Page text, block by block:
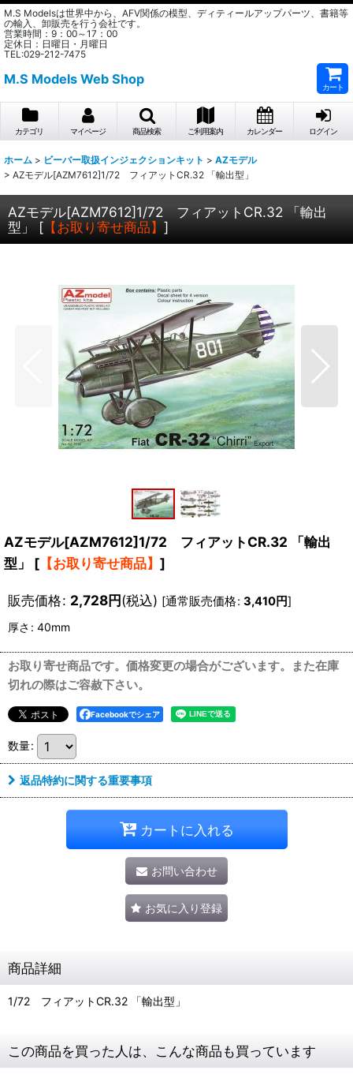
M.S Modelsは世界中から、AFV関係の模型、ディティールアップパーツ、書籍等
の輸入、卸販売を行う会社です。
営業時間：9：00～17：00
定休日：日曜日・月曜日
TEL:029-212-7475
M.S Models Web Shop
カート
カテゴリ マイページ 商品検索 ご利用案内 カレンダー ログイン
ホーム > ビーバー取扱インジェクションキット > AZモデル
> AZモデル[AZM7612]1/72 フィアットCR.32 「輸出型」
AZモデル[AZM7612]1/72 フィアットCR.32 「輸出
型」
[ 【お取り寄せ商品】 ]
AZモデル[AZM7612]1/72 フィアットCR.32 「輸出
型」
[ 【お取り寄せ商品】 ]
販売価格: 2,728円(税込) [通常販売価格: 3,410円]
厚さ : 40mm
お取り寄せ商品です。価格変更の場合がございます。また在庫
切れの際はご容赦下さい。
Facebookでシェア
数量:
返品特約に関する重要事項
カートに入れる
お問い合わせ
お気に入り登録
商品詳細
1/72 フィアットCR.32 「輸出型」
この商品を買った人は、こんな商品も買っています